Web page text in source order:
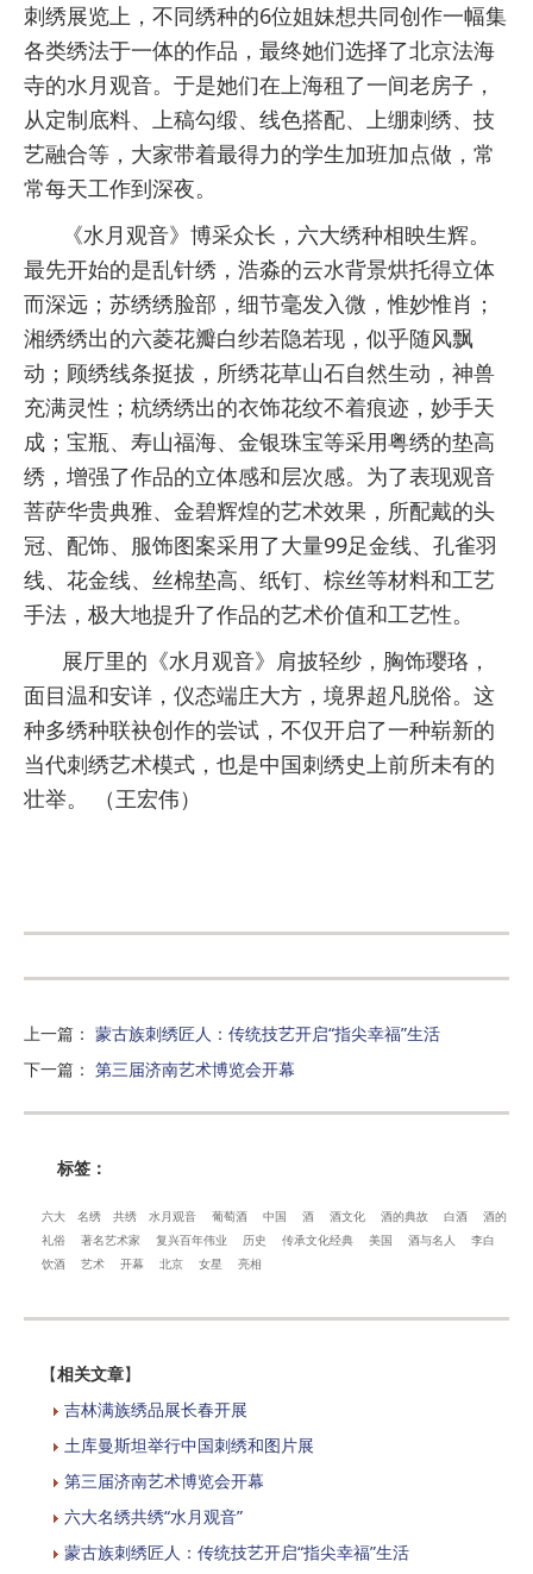
刺绣展览上，不同绣种的6位姐妹想共同创作一幅集
各类绣法于一体的作品，最终她们选择了北京法海
寺的水月观音。于是她们在上海租了一间老房子，
从定制底料、上稿勾缎、线色搭配、上绷刺绣、技
艺融合等，大家带着最得力的学生加班加点做，常
常每天工作到深夜。
《水月观音》博采众长，六大绣种相映生辉。
最先开始的是乱针绣，浩淼的云水背景烘托得立体
而深远；苏绣绣脸部，细节毫发入微，惟妙惟肖；
湘绣绣出的六菱花瓣白纱若隐若现，似乎随风飘
动；顾绣线条挺拔，所绣花草山石自然生动，神兽
充满灵性；杭绣绣出的衣饰花纹不着痕迹，妙手天
成；宝瓶、寿山福海、金银珠宝等采用粤绣的垫高
绣，增强了作品的立体感和层次感。为了表现观音
菩萨华贵典雅、金碧辉煌的艺术效果，所配戴的头
冠、配饰、服饰图案采用了大量99足金线、孔雀羽
线、花金线、丝棉垫高、纸钉、棕丝等材料和工艺
手法，极大地提升了作品的艺术价值和工艺性。
展厅里的《水月观音》肩披轻纱，胸饰璎珞，
面目温和安详，仪态端庄大方，境界超凡脱俗。这
种多绣种联袂创作的尝试，不仅开启了一种崭新的
当代刺绣艺术模式，也是中国刺绣史上前所未有的
壮举。 （王宏伟）
上一篇 ： 蒙古族刺绣匠人：传统技艺开启“指尖幸福”生活
下一篇 ： 第三届济南艺术博览会开幕
标签：
六大 名绣 共绣 水月观音 葡萄酒 中国 酒 酒文化 酒的典故 白酒
酒的
礼俗
著名艺术家 复兴百年伟业 历史 传承文化经典 美国 酒与名人
李白
饮酒
艺术 开幕 北京 女星 亮相
【相关文章】
吉林满族绣品展长春开展
土库曼斯坦举行中国刺绣和图片展
第三届济南艺术博览会开幕
六大名绣共绣“水月观音”
蒙古族刺绣匠人：传统技艺开启“指尖幸福”生活